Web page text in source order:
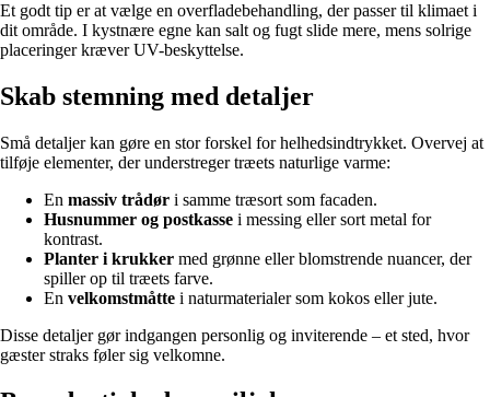
Et godt tip er at vælge en overfladebehandling, der passer til klimaet i
dit område. I kystnære egne kan salt og fugt slide mere, mens solrige
placeringer kræver UV-beskyttelse.
Skab stemning med detaljer
Små detaljer kan gøre en stor forskel for helhedsindtrykket. Overvej at
tilføje elementer, der understreger træets naturlige varme:
En massiv trådør i samme træsort som facaden.
Husnummer og postkasse i messing eller sort metal for
kontrast.
Planter i krukker med grønne eller blomstrende nuancer, der
spiller op til træets farve.
En velkomstmåtte i naturmaterialer som kokos eller jute.
Disse detaljer gør indgangen personlig og inviterende – et sted, hvor
gæster straks føler sig velkomne.